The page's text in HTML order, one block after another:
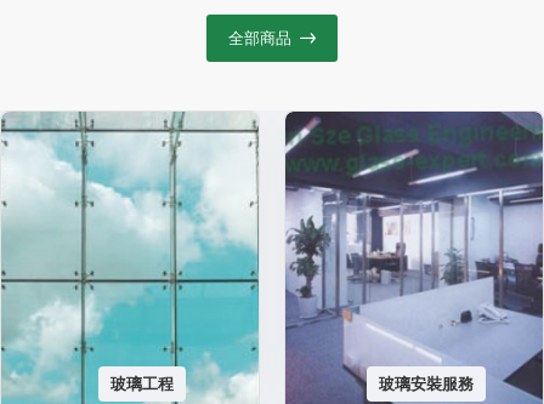
全部商品
玻璃工程 玻璃安裝服務